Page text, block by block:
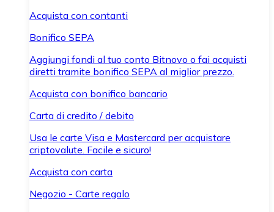
Acquista con contanti
Bonifico SEPA
Aggiungi fondi al tuo conto Bitnovo o fai acquisti
diretti tramite bonifico SEPA al miglior prezzo.
Acquista con bonifico bancario
Carta di credito / debito
Usa le carte Visa e Mastercard per acquistare
criptovalute. Facile e sicuro!
Acquista con carta
Negozio - Carte regalo